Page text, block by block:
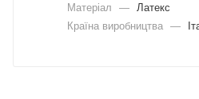
Матеріал
—
Латекс
Країна виробництва —